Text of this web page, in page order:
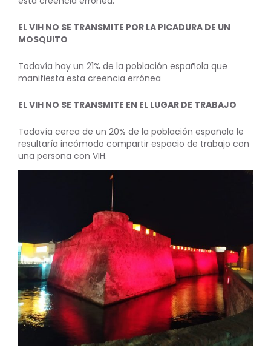
EL VIH NO SE TRANSMITE POR LA PICADURA DE UN
MOSQUITO
Todavía hay un 21% de la población española que
manifiesta esta creencia errónea
EL VIH NO SE TRANSMITE EN EL LUGAR DE TRABAJO
Todavía cerca de un 20% de la población española le
resultaría incómodo compartir espacio de trabajo con
una persona con VIH.